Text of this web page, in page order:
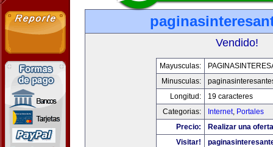
Vendido!
Mayusculas:
Minusculas:
Longitud:
19 caracteres
Categorias:
Internet, Portales
Precio:
Realizar una
Visitar!